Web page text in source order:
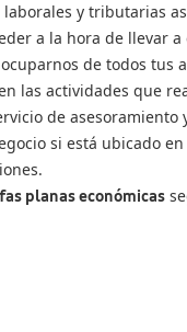
y tributarias
a la hora de llevar a
de todos tus
las actividades que
de
si está ubicado
planas económicas